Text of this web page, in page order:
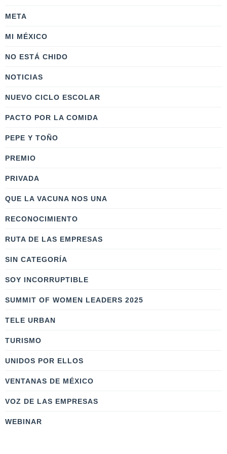
META
MI MÉXICO
NO ESTÁ CHIDO
NOTICIAS
NUEVO CICLO ESCOLAR
PACTO POR LA COMIDA
PEPE Y TOÑO
PREMIO
PRIVADA
QUE LA VACUNA NOS UNA
RECONOCIMIENTO
RUTA DE LAS EMPRESAS
SIN CATEGORÍA
SOY INCORRUPTIBLE
SUMMIT OF WOMEN LEADERS 2025
TELE URBAN
TURISMO
UNIDOS POR ELLOS
VENTANAS DE MÉXICO
VOZ DE LAS EMPRESAS
WEBINAR